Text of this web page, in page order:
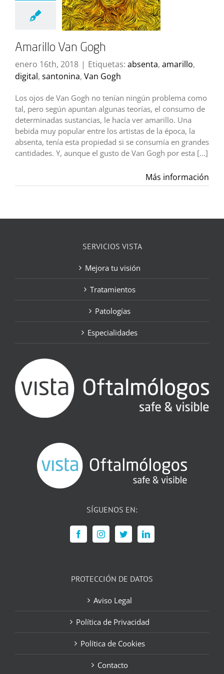
Amarillo Van Gogh
enero 16th, 2018 | Etiquetas: absenta, amarillo,
digital, santonina, Van Gogh
Los ojos de Van Gogh no tenían ningún problema como
tal, pero según apuntan algunas teorías, el consumo de
determinadas sustancias, le hacía ver amarillo. Una
bebida muy popular entre los artistas de la época, la
absenta, tenía esta propiedad si se consumía en grandes
cantidades. Y, aunque el gusto de Van Gogh por esta [...]
Más información
SERVICIOS VISTA
Mejora tu visión
Tratamientos
Patologías
Especialidades
SÍGUENOS EN:
PROTECCIÓN DE DATOS
Aviso Legal
Política de Privacidad
Política de Cookies
Contacto